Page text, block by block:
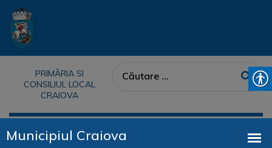
PRIMĂRIA SI
CONSILIUL LOCAL
CRAIOVA